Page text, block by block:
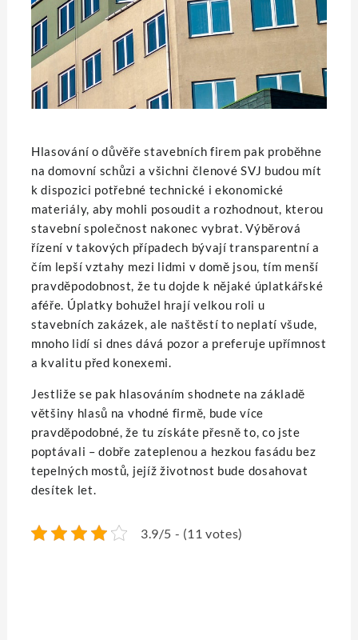
Hlasování o důvěře stavebních firem pak proběhne
na domovní schůzi a všichni členové SVJ budou mít
k dispozici potřebné technické i ekonomické
materiály, aby mohli posoudit a rozhodnout, kterou
stavební společnost nakonec vybrat. Výběrová
řízení v takových případech bývají transparentní a
čím lepší vztahy mezi lidmi v domě jsou, tím menší
pravděpodobnost, že tu dojde k nějaké úplatkářské
aféře. Úplatky bohužel hrají velkou roli u
stavebních zakázek, ale naštěstí to neplatí všude,
mnoho lidí si dnes dává pozor a preferuje upřímnost
a kvalitu před konexemi.
Jestliže se pak hlasováním shodnete na základě
většiny hlasů na vhodné firmě, bude více
pravděpodobné, že tu získáte přesně to, co jste
poptávali – dobře zateplenou a hezkou fasádu bez
tepelných mostů, jejíž životnost bude dosahovat
desítek let.
3.9/5 - (11 votes)